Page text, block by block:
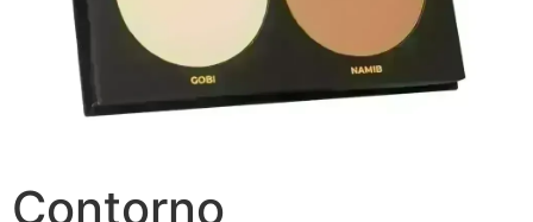
Contorno